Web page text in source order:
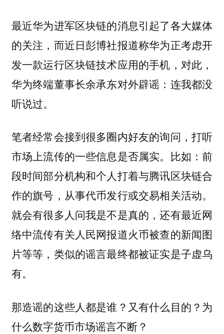
最近华为进军区块链的消息引起了各大媒体
的关注，而近日彭博社报道称华为正考虑开
发一款运行区块链技术应用的手机，对此，
华为终端董事长余承东对外辟谣：连我都没
听说过。
笔者经常会接到很多圈内好友的询问，打听
市场上流传的一些信息是否属实。比如：前
段时间部分机构和个人打着与腾讯区块链合
作的旗号，从事代币发行或交易相关活动。
就会有很多人问我是不是真的，还有最近网
络中流传有关人民网报道火币被查的新闻图
片等等，类似的谣言最终都被证实是子虚乌
有。
那造谣的这些人都是谁？又有什么目的？为
什么数字货币市场谣言不断？